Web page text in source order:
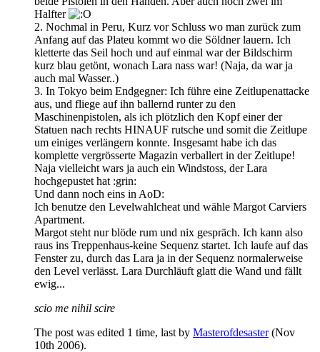
Halfter
2. Nochmal in Peru, Kurz vor Schluss wo man zurück zum
Anfang auf das Plateu kommt wo die Söldner lauern. Ich
kletterte das Seil hoch und auf einmal war der Bildschirm
kurz blau getönt, wonach Lara nass war! (Naja, da war ja
auch mal Wasser..)
3. In Tokyo beim Endgegner: Ich führe eine Zeitlupenattacke
aus, und fliege auf ihn ballernd runter zu den
Maschinenpistolen, als ich plötzlich den Kopf einer der
Statuen nach rechts HINAUF rutsche und somit die Zeitlupe
um einiges verlängern konnte. Insgesamt habe ich das
komplette vergrösserte Magazin verballert in der Zeitlupe!
Naja vielleicht wars ja auch ein Windstoss, der Lara
hochgepustet hat :grin:
Und dann noch eins in AoD:
Ich benutze den Levelwahlcheat und wähle Margot Carviers
Apartment.
Margot steht nur blöde rum und nix gespräch. Ich kann also
raus ins Treppenhaus-keine Sequenz startet. Ich laufe auf das
Fenster zu, durch das Lara ja in der Sequenz normalerweise
den Level verlässt. Lara Durchläuft glatt die Wand und fällt
ewig...
scio me nihil scire
The post was edited 1 time, last by Masterofdesaster(Nov
10th 2006).